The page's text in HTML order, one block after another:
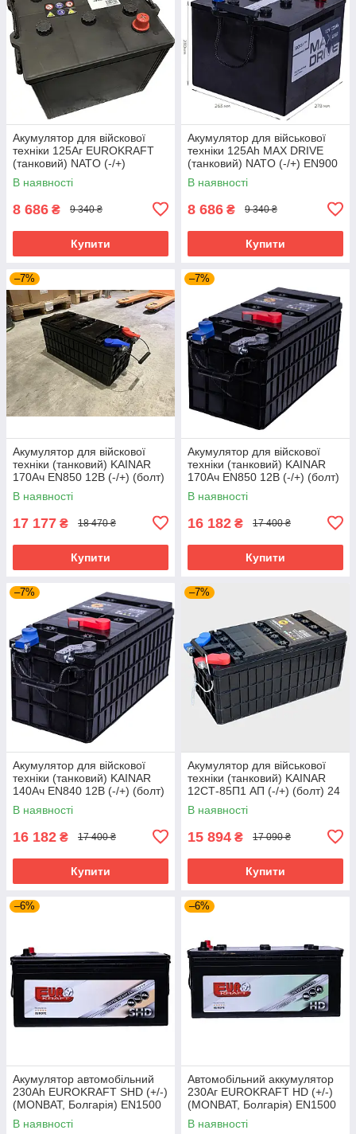
Акумулятор для війскової
техніки 125Aг EUROKRAFT
(танковий) NATO (-/+)
(MONBAT, Болгарія) EN900
278x260x226
В наявності
8 686 ₴ 9 340 ₴
Купити
Акумулятор для військової
техніки 125Ah MAX DRIVE
(танковий) NATO (-/+) EN900
278x263x230
В наявності
8 686 ₴ 9 340 ₴
Купити
–7%
Акумулятор для війскової
техніки (танковий) KAINAR
170Ач EN850 12В (-/+) (болт)
(залитий) 570x240x235
В наявності
17 177 ₴ 18 470 ₴
Купити
–7%
Акумулятор для війскової
техніки (танковий) KAINAR
170Ач EN850 12В (-/+) (болт)
(сухозаряджениий)
570x240x235
В наявності
16 182 ₴ 17 400 ₴
Купити
–7%
Акумулятор для війскової
техніки (танковий) KAINAR
140Ач EN840 12В (-/+) (болт)
(сухозаряджениий)
570x240x235
В наявності
16 182 ₴ 17 400 ₴
Купити
–7%
Акумулятор для військової
техніки (танковий) KAINAR
12СТ-85П1 АП (-/+) (болт) 24
В (сухозаряджениий)
574x240x235
В наявності
15 894 ₴ 17 090 ₴
Купити
–6%
Акумулятор автомобільний
230Ah EUROKRAFT SHD (+/-)
(MONBAT, Болгарія) EN1500
514x276x242
В наявності
–6%
Автомобільний аккумулятор
230Aг EUROKRAFT HD (+/-)
(MONBAT, Болгарія) EN1500
514x276x242
В наявності